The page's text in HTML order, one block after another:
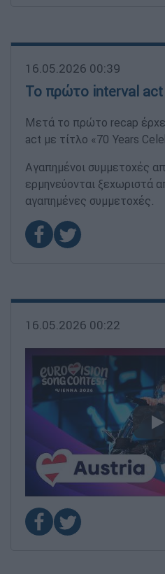
16.05.2026 00:39
Το πρώτο interval act
Μετά το πρώτο recap
act με τίτλο «70 Years
Αγαπημένοι συμμετοχές
ερμηνεύονται ξεχωριστά
αγαπημένες συμμετοχές.
16.05.2026 00:22